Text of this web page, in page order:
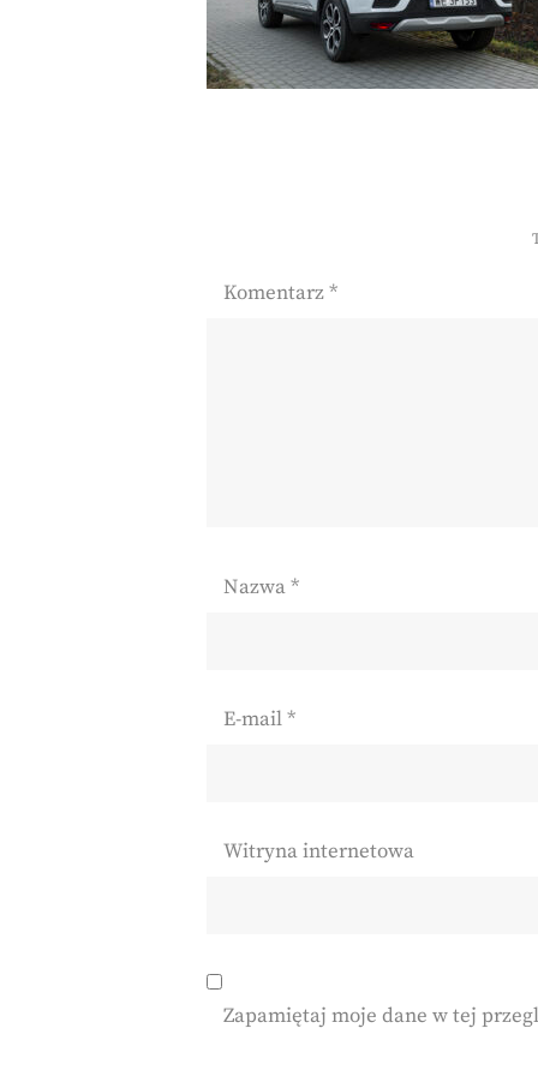
Komentarz*
Nazwa*
E-mail*
Witryna internetowa
Zapamiętaj moje dane w tej